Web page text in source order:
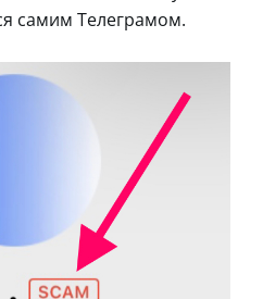
самим Телеграмом.